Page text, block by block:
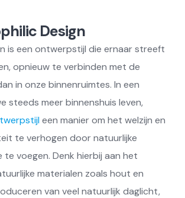
Design
is een ontwerpstijl die ernaar streeft
opnieuw te verbinden met de
in onze binnenruimtes. In een
steeds meer binnenshuis leven,
een manier om het welzijn en
te verhogen door natuurlijke
voegen. Denk hierbij aan het
materialen zoals hout en
van veel natuurlijk daglicht,